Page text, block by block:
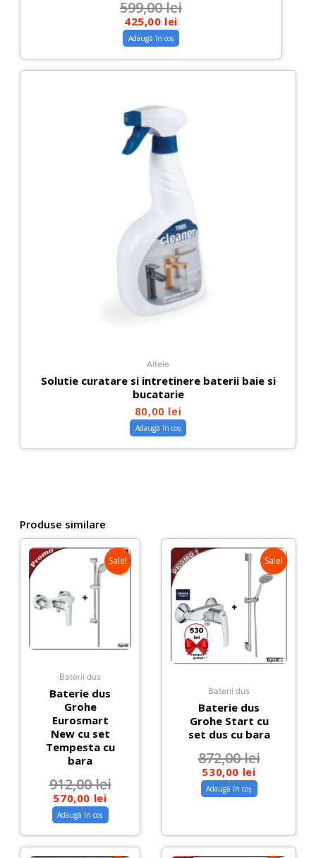
599,00lei
425,00 lei
Adaugă în coș
Altele
Solutie curatare si intretinere baterii baie si
bucatarie
80,00 lei
Adaugă în coș
Produse similare
Sale!
Baterii dus
Baterie dus
Grohe
Eurosmart
New cu set
Tempesta cu
bara
912,00lei
570,00 lei
Adaugă în coș
Sale!
Baterii dus
Baterie dus
Grohe Start cu
set dus cu bara
872,00lei
530,00 lei
Adaugă în coș